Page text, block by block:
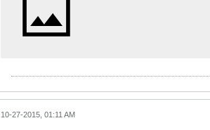
10-27-2015, 01:11 AM